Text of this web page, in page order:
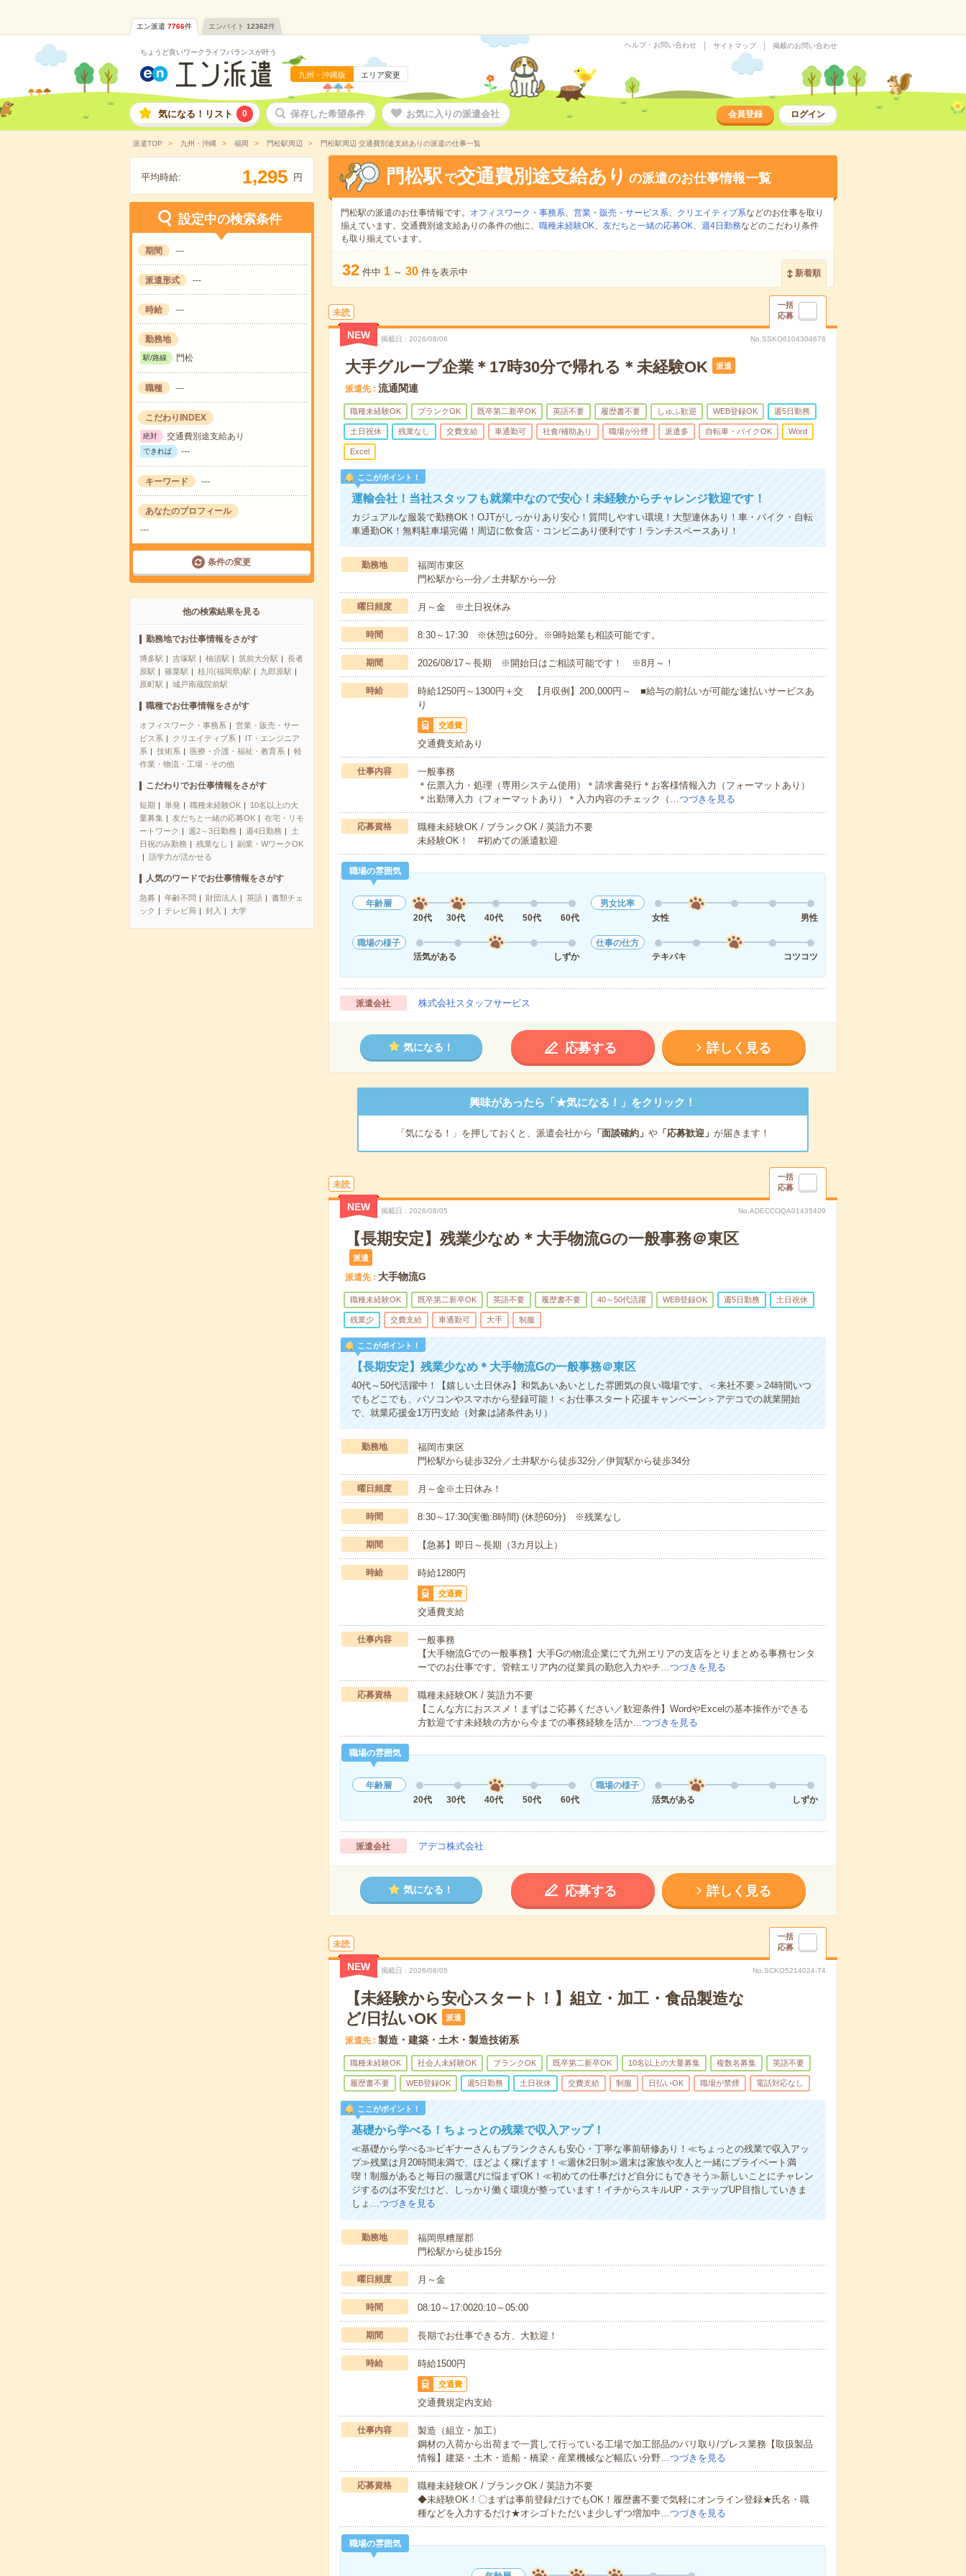
エン派遣 7766件 エンバイト 12362件
ちょうど良いワークライフバランスが叶う
九州・沖縄版 エリア変更
ヘルプ・お問い合わせ サイトマップ 掲載のお問い合わせ
気になる！リスト 0 保存した希望条件 お気に入りの派遣会社 会員登録 ログイン
派遣TOP 九州・沖縄 福岡 門松駅周辺 門松駅周辺 交通費別途支給ありの派遣の仕事一覧
平均時給: 1,295 円
設定中の検索条件
期間 ---
派遣形式 ---
時給 ---
勤務地
駅/路線 門松
職種 ---
こだわりINDEX
絶対 交通費別途支給あり
できれば ---
キーワード ---
あなたのプロフィール
---
条件の変更
他の検索結果を見る
勤務地でお仕事情報をさがす
博多駅 吉塚駅 柚須駅 筑前大分駅
長者
原駅
篠栗駅 桂川(福岡県)駅
九郎原駅
原町駅
城戸南蔵院前駅
職種でお仕事情報をさがす
オフィスワーク・事務系
営業・販売・サー
ビス系
クリエイティブ系
IT・エンジニア
系
技術系 医療・介護・福祉・教育系
軽
作業・物流・工場・その他
こだわりでお仕事情報をさがす
短期 単発 職種未経験OK
10名以上の大
量募集
友だちと一緒の応募OK
在宅・リモ
ートワーク
週2～3日勤務 週4日勤務
土
日祝のみ勤務
残業なし
副業・WワークOK
語学力が活かせる
人気のワードでお仕事情報をさがす
急募 年齢不問 財団法人 英語
書類チェ
ック
テレビ局 封入 大学
門松駅 で交通費別途支給あり の派遣のお仕事情報一覧
門松駅の派遣のお仕事情報です。 オフィスワーク・事務系、 営業・販売・サービス系、 クリエイティブ系などのお仕事を取り
揃えています。交通費別途支給ありの条件の他に、 職種未経験OK、 友だちと一緒の応募OK、 週4日勤務などのこだわり条件
も取り揃えています。
32 件中 1 ～ 30 件を表示中 新着順
未読
一括
応募
NEW 掲載日 2026/08/06 No.SSKO6104304676
大手グループ企業＊17時30分で帰れる＊未経験OK 派遣
派遣先 流通関連
職種未経験OK ブランクOK 既卒第二新卒OK 英語不要 履歴書不要 しゅふ歓迎 WEB登録OK 週5日勤務
土日祝休 残業なし 交費支給 車通勤可 社食/補助あり 職場が分煙 派遣多 自転車・バイクOK Word
Excel
ここがポイント！
運輸会社！当社スタッフも就業中なので安心！未経験からチャレンジ歓迎です！
カジュアルな服装で勤務OK！OJTがしっかりあり安心！質問しやすい環境！大型連休あり！車・バイク・自転
車通勤OK！無料駐車場完備！周辺に飲食店・コンビニあり便利です！ランチスペースあり！
勤務地
福岡市東区
門松駅から---分／土井駅から---分
曜日頻度 月～金 ※土日祝休み
時間 8:30～17:30 ※休憩は60分。※9時始業も相談可能です。
期間 2026/08/17～長期 ※開始日はご相談可能です！ ※8月～！
時給
時給1250円～1300円＋交 【月収例】200,000円～ ■給与の前払いが可能な速払いサービスあ
り
交通費
交通費支給あり
仕事内容
一般事務
＊伝票入力・処理（専用システム使用）＊請求書発行＊お客様情報入力（フォーマットあり）
＊出勤簿入力（フォーマットあり）＊入力内容のチェック（…つづきを見る
応募資格
職種未経験OK / ブランクOK / 英語力不要
未経験OK！ #初めての派遣歓迎
職場の雰囲気
年齢層
20代
30代 40代 50代 60代
男女比率
女性
男性
職場の様子
活気がある
しずか
仕事の仕方
テキパキ
コツコツ
派遣会社 株式会社スタッフサービス
気になる！ 応募する 詳しく見る
興味があったら「★気になる！」をクリック！
「気になる！」を押しておくと、派遣会社から 「面談確約」 や「応募歓迎」 が届きます！
未読
一括
応募
NEW 掲載日 2026/08/05 No.ADECCOQA01435409
【長期安定】残業少なめ＊大手物流Gの一般事務＠東区
派遣
派遣先 大手物流G
職種未経験OK 既卒第二新卒OK 英語不要 履歴書不要 40～50代活躍 WEB登録OK 週5日勤務 土日祝休
残業少 交費支給 車通勤可 大手 制服
ここがポイント！
【長期安定】残業少なめ＊大手物流Gの一般事務＠東区
40代～50代活躍中！【嬉しい土日休み】和気あいあいとした雰囲気の良い職場です。＜来社不要＞24時間いつ
でもどこでも、パソコンやスマホから登録可能！＜お仕事スタート応援キャンペーン＞アデコでの就業開始
で、就業応援金1万円支給（対象は諸条件あり）
勤務地
福岡市東区
門松駅から徒歩32分／土井駅から徒歩32分／伊賀駅から徒歩34分
曜日頻度 月～金※土日休み！
時間 8:30～17:30(実働:8時間) (休憩60分) ※残業なし
期間 【急募】即日～長期（3カ月以上）
時給 時給1280円
交通費
交通費支給
仕事内容
一般事務
【大手物流Gでの一般事務】大手Gの物流企業にて九州エリアの支店をとりまとめる事務センタ
ーでのお仕事です。管轄エリア内の従業員の勤怠入力やチ…つづきを見る
応募資格
職種未経験OK / 英語力不要
【こんな方におススメ！まずはご応募ください／歓迎条件】WordやExcelの基本操作ができる
方歓迎です未経験の方から今までの事務経験を活か…つづきを見る
職場の雰囲気
年齢層
20代
30代 40代 50代 60代
職場の様子
活気がある
しずか
派遣会社 アデコ株式会社
気になる！ 応募する 詳しく見る
未読
一括
応募
NEW 掲載日 2026/08/05 No.SCKO5214024-T4
【未経験から安心スタート！】組立・加工・食品製造な
ど/日払いOK
派遣
派遣先 製造・建築・土木・製造技術系
職種未経験OK 社会人未経験OK ブランクOK 既卒第二新卒OK 10名以上の大量募集 複数名募集 英語不要
履歴書不要 WEB登録OK 週5日勤務 土日祝休 交費支給 制服 日払いOK 職場が禁煙 電話対応なし
ここがポイント！
基礎から学べる！ちょっとの残業で収入アップ！
≪基礎から学べる≫ビギナーさんもブランクさんも安心・丁寧な事前研修あり！≪ちょっとの残業で収入アッ
プ≫残業は月20時間未満で、ほどよく稼げます！≪週休2日制≫週末は家族や友人と一緒にプライベート満
喫！制服があると毎日の服選びに悩まずOK！≪初めての仕事だけど自分にもできそう≫新しいことにチャレン
ジするのは不安だけど、しっかり働く環境が整っています！イチからスキルUP・ステップUP目指していきま
しょ… つづきを見る
勤務地
福岡県糟屋郡
門松駅から徒歩15分
曜日頻度 月～金
時間 08:10～17:0020:10～05:00
期間 長期でお仕事できる方、大歓迎！
時給 時給1500円
交通費
交通費規定内支給
仕事内容
製造（組立・加工）
鋼材の入荷から出荷まで一貫して行っている工場で加工部品のバリ取り/プレス業務【取扱製品
情報】建築・土木・造船・橋梁・産業機械など幅広い分野… つづきを見る
応募資格
職種未経験OK / ブランクOK / 英語力不要
◆未経験OK！〇まずは事前登録だけでもOK！履歴書不要で気軽にオンライン登録★氏名・職
種などを入力するだけ★オシゴトただいま少しずつ増加中… つづきを見る
職場の雰囲気